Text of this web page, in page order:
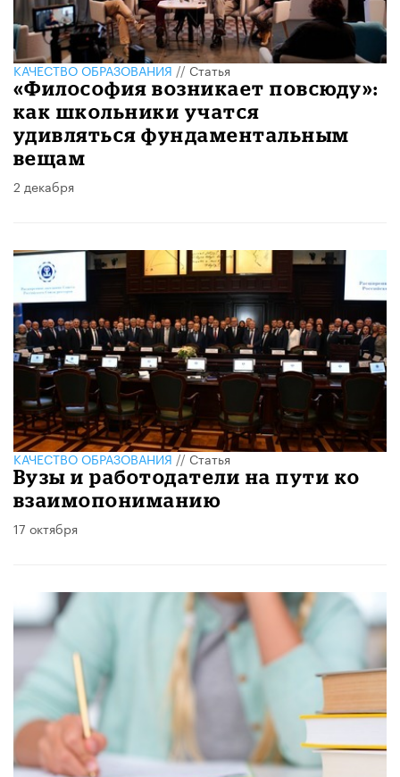
КАЧЕСТВО ОБРАЗОВАНИЯ//Статья
«Философия возникает повсюду»:
как школьники учатся
удивляться фундаментальным
вещам
2 декабря
КАЧЕСТВО ОБРАЗОВАНИЯ//Статья
Вузы и работодатели на пути ко
взаимопониманию
17 октября